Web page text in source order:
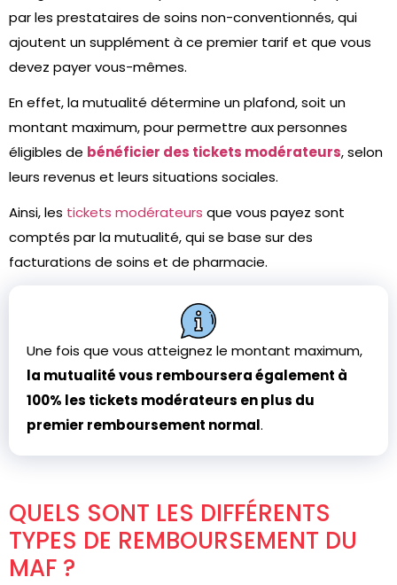
par les prestataires de soins non-conventionnés, qui
ajoutent un supplément à ce premier tarif et que vous
devez payer vous-mêmes.
En effet, la mutualité détermine un plafond, soit un
montant maximum, pour permettre aux personnes
éligibles de bénéficier des tickets modérateurs, selon
leurs revenus et leurs situations sociales.
Ainsi, les tickets modérateurs que vous payez sont
comptés par la mutualité, qui se base sur des
facturations de soins et de pharmacie.
Une fois que vous atteignez le montant maximum,
la mutualité vous remboursera également à
100% les tickets modérateurs en plus du
premier remboursement normal.
QUELS SONT LES DIFFÉRENTS
TYPES DE REMBOURSEMENT DU
MAF ?